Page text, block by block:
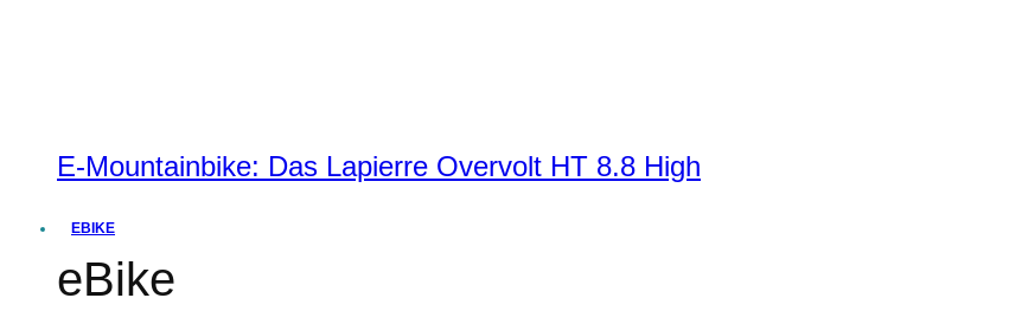
E-Mountainbike: Das Lapierre Overvolt HT 8.8 High
EBIKE
eBike